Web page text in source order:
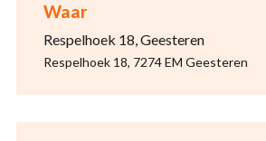
Waar
Respelhoek 18, Geesteren
Respelhoek 18, 7274 EM Geesteren